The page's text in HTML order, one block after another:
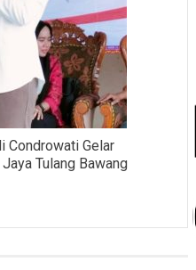
Condrowati Gelar
Tulang Bawang